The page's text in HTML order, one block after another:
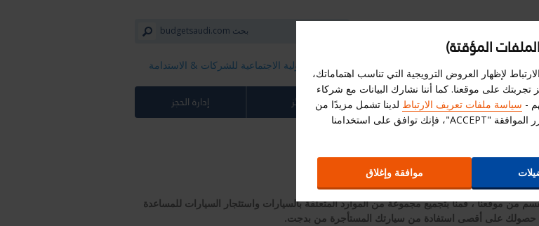
المسؤولية الاجتماعية للشركات​ & الاستدامة
علاقات المستثمرين الجوائز إدارة الحجز
والنصائح من بدجت
من موقعنا ، قمنا بتجميع مجموعة من الموارد المتعلقة بالسيارات واستئجار السيارات للمساعدة
على أقصى استفادة من سيارتك المستأجرة من بدجت.
المؤقتة)
لإظهار العروض الترويجية التي تناسب اهتماماتك،
تجربتك على موقعنا. كما أننا نشارك البيانات مع شركاء
- سياسة ملفات تعريف الارتباط لدينا تشمل مزيدًا من
المعلومات. بالنقر على زر الموافقة "ACCEPT"، فإنك توافق على استخدامنا
موافقة وإغلاق